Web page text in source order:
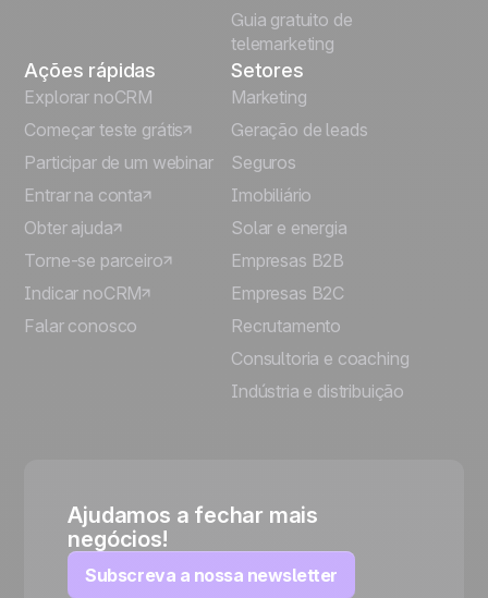
Guia gratuito de
telemarketing
Ações rápidas
Explorar noCRM
Começar teste grátis
Participar de um webinar
Entrar na conta
Obter ajuda
Torne-se parceiro
Indicar noCRM
Falar conosco
Setores
Marketing
Geração de leads
Seguros
Imobiliário
Solar e energia
Empresas B2B
Empresas B2C
Recrutamento
Consultoria e coaching
Indústria e distribuição
Ajudamos a fechar mais
negócios!
Subscreva a nossa newsletter